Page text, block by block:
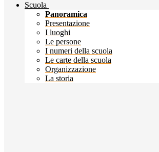
Scuola
Panoramica
Presentazione
I luoghi
Le persone
I numeri della scuola
Le carte della scuola
Organizzazione
La storia